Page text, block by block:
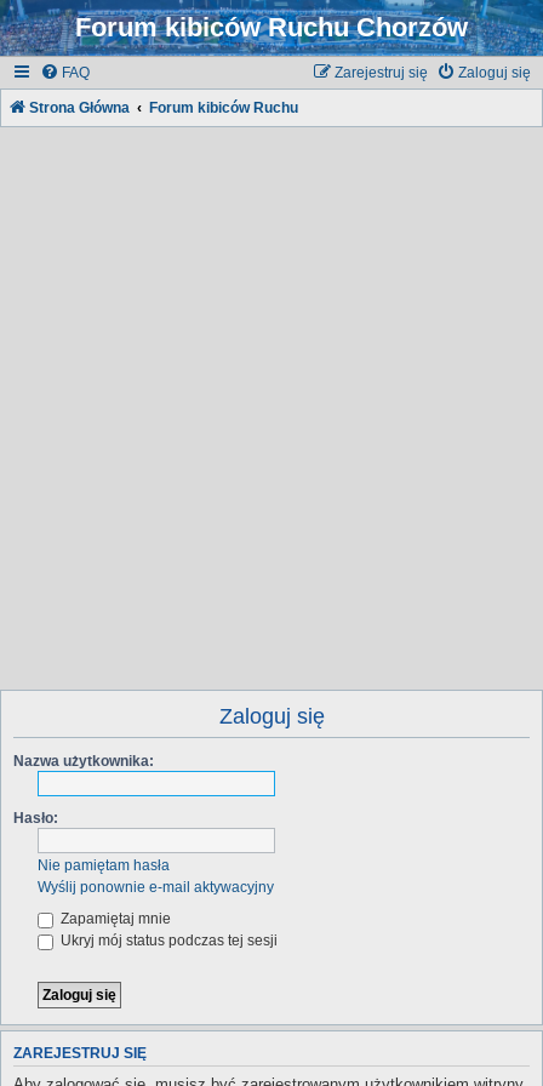
Forum kibiców Ruchu Chorzów
FAQ Zaloguj się
Zarejestruj się
Strona Główna Forum kibiców Ruchu
Zaloguj się
Nazwa użytkownika:
Hasło:
Nie pamiętam hasła
Wyślij ponownie e-mail aktywacyjny
Zapamiętaj mnie
Ukryj mój status podczas tej sesji
ZAREJESTRUJ SIĘ